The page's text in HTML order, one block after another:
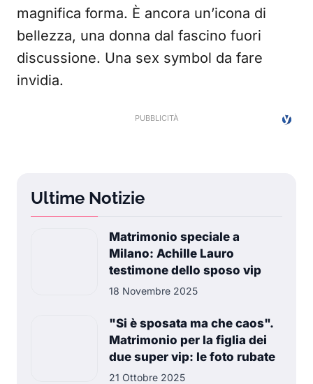
magnifica forma. È ancora un’icona di
bellezza, una donna dal fascino fuori
discussione. Una sex symbol da fare
invidia.
Ultime Notizie
Matrimonio speciale a
Milano: Achille Lauro
testimone dello sposo vip
18 Novembre 2025
"Si è sposata ma che caos".
Matrimonio per la figlia dei
due super vip: le foto rubate
21 Ottobre 2025